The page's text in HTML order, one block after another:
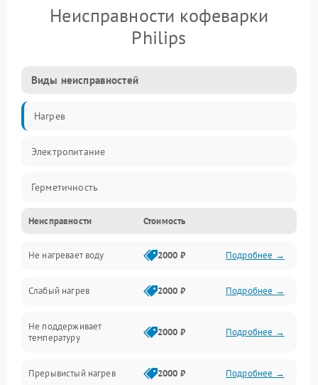
Неисправности кофеварки
Philips
Виды неисправностей
Нагрев
Электропитание
Герметичность
Неисправности Стоимость
Не нагревает воду 2000 ₽ Подробнее →
Слабый нагрев 2000 ₽ Подробнее →
Не поддерживает
температуру
2000 ₽ Подробнее →
Прерывистый нагрев 2000 ₽ Подробнее →